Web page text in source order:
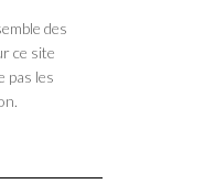
des
ce site
pas les